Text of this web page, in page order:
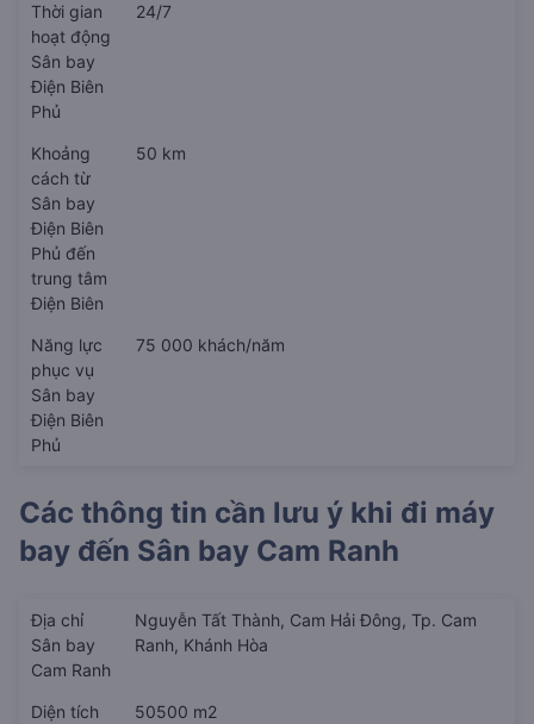
Thời gian
hoạt động
Sân bay
Điện Biên
Phủ
24/7
Khoảng
cách từ
Sân bay
Điện Biên
Phủ đến
trung tâm
Điện Biên
50 km
Năng lực
phục vụ
Sân bay
Điện Biên
Phủ
75 000 khách/năm
Các thông tin cần lưu ý khi đi máy
bay đến Sân bay Cam Ranh
Địa chỉ
Sân bay
Cam Ranh
Nguyễn Tất Thành, Cam Hải Đông, Tp. Cam
Ranh, Khánh Hòa
Diện tích
50500 m2